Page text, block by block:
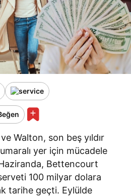
Walton, son beş yıldır
yer için mücadele
Bettencourt
100 milyar dolara
tarihe geçti. Eylülde